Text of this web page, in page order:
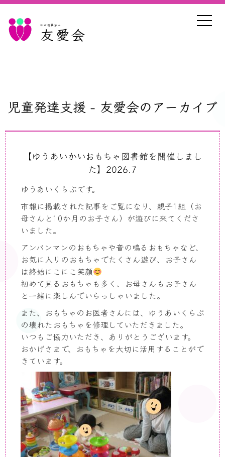
社会福祉法人
友愛会
児童発達支援 - 友愛会のアーカイブ
【ゆうあいかいおもちゃ図書館を開催しまし
た】2026.7
ゆうあいくらぶです。
市報に掲載された記事をご覧になり、親子1 組（お
母さんと 10か月のお子さん）が遊びに来てくださ
いました。
アンパンマンのおもちゃや音の鳴るおもちゃなど、
お気に入りのおもちゃでたくさん遊び、お子さん
は終始にこにこ笑顔
初めて見るおもちゃも多く、お母さんもお子さん
と一緒に楽しんでいらっしゃいました。
また、おもちゃのお医者さんには、ゆうあいくらぶ
の壊れたおもちゃを修理していただきました。
いつもご協力いただき、ありがとうございます。
おかげさまで、おもちゃを大切に活用することがで
きています。